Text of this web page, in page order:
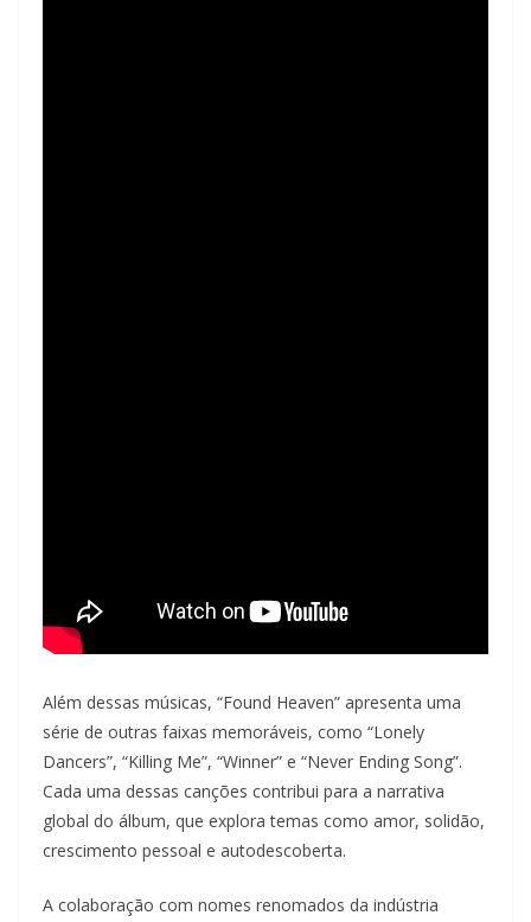
Além dessas músicas, “Found Heaven” apresenta uma
série de outras faixas memoráveis, como “Lonely
Dancers”, “Killing Me”, “Winner” e “Never Ending Song”.
Cada uma dessas canções contribui para a narrativa
global do álbum, que explora temas como amor, solidão,
crescimento pessoal e autodescoberta.
A colaboração com nomes renomados da indústria